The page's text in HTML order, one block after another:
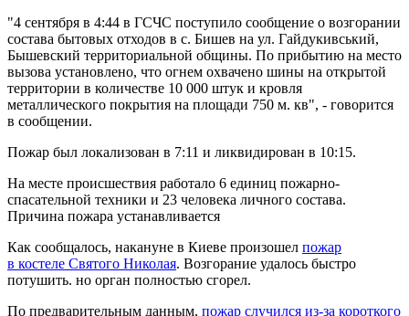
"4 сентября в 4:44 в ГСЧС поступило сообщение о возгорании
состава бытовых отходов в с. Бишев на ул. Гайдукивський,
Бышевский территориальной общины. По прибытию на место
вызова установлено, что огнем охвачено шины на открытой
территории в количестве 10 000 штук и кровля
металлического покрытия на площади 750 м. кв", - говорится
в сообщении.
Пожар был локализован в 7:11 и ликвидирован в 10:15.
На месте происшествия работало 6 единиц пожарно-
спасательной техники и 23 человека личного состава.
Причина пожара устанавливается
Как сообщалось, накануне в Киеве произошел пожар
в костеле Святого Николая. Возгорание удалось быстро
потушить. но орган полностью сгорел.
По предварительным данным, пожар случился из-за короткого